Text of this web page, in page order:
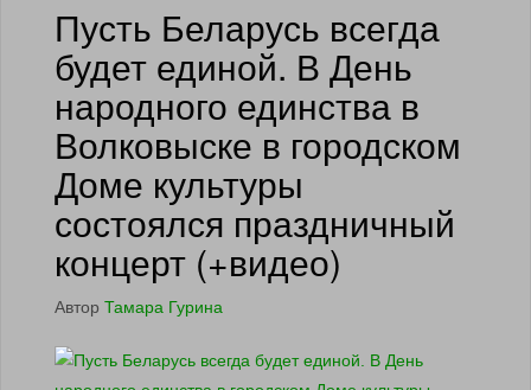
Пусть Беларусь всегда
будет единой. В День
народного единства в
Волковыске в городском
Доме культуры
состоялся праздничный
концерт (+видео)
Автор Тамара Гурина